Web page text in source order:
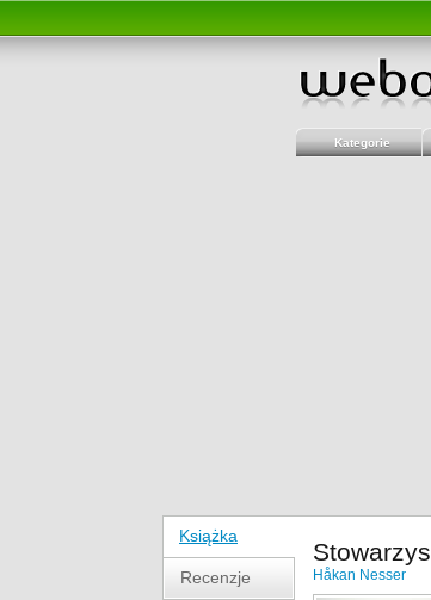
Kategorie
Książka
Recenzje Håkan Nesser